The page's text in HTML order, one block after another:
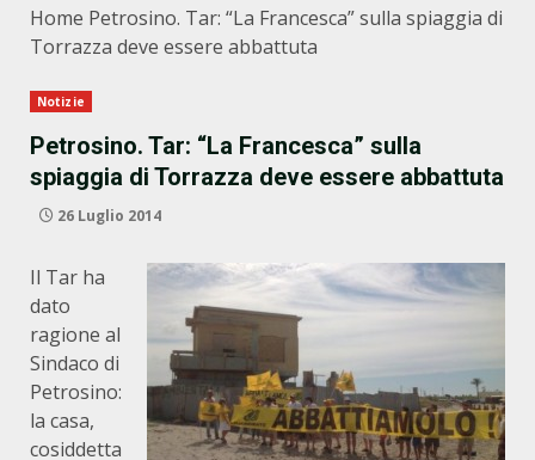
Home Petrosino. Tar: “La Francesca” sulla spiaggia di
Torrazza deve essere abbattuta
Notizie
Petrosino. Tar: “La Francesca” sulla
spiaggia di Torrazza deve essere abbattuta
26 Luglio 2014
Il Tar ha
dato
ragione al
Sindaco di
Petrosino:
la casa,
cosiddetta